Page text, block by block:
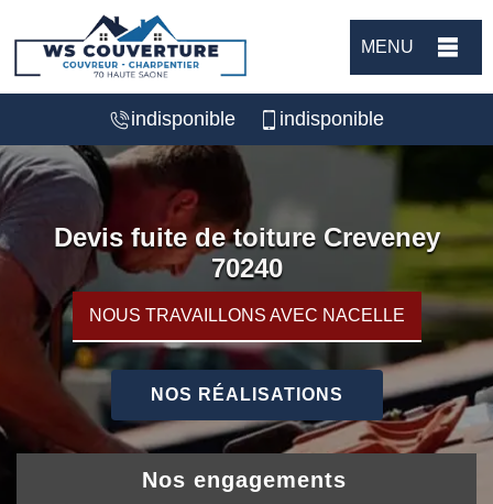
MENU
indisponible indisponible
Devis fuite de toiture Creveney
70240
NOUS TRAVAILLONS AVEC NACELLE
NOS RÉALISATIONS
Nos engagements